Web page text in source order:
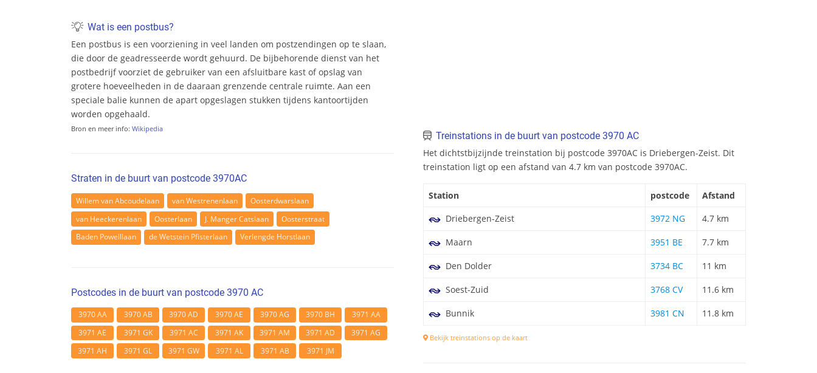
Wat is een postbus?
Een postbus is een voorziening in veel landen om postzendingen op te slaan,
die door de geadresseerde wordt gehuurd. De bijbehorende dienst van het
postbedrijf voorziet de gebruiker van een afsluitbare kast of opslag van
grotere hoeveelheden in de daaraan grenzende centrale ruimte. Aan een
speciale balie kunnen de apart opgeslagen stukken tijdens kantoortijden
worden opgehaald.
Bron en meer info: Wikipedia
Straten in de buurt van postcode 3970AC
Willem van Abcoudelaan van Westrenenlaan
Oosterdwarslaan
van Heeckerenlaan
Oosterlaan J. Manger Catslaan
Oosterstraat
Baden Powelllaan
de Wetstein Pfisterlaan Verlengde Horstlaan
Postcodes in de buurt van postcode 3970 AC
3970 AA 3970 AB 3970 AD 3970 AE 3970 AG 3970 BH
3971 AA
3971 AE
3971 GK 3971 AC 3971 AK 3971 AM 3971 AD
3971 AG
3971 AH
3971 GL 3971 GW 3971 AL 3971 AB 3971 JM
Treinstations in de buurt van postcode 3970 AC
Het dichtstbijzijnde treinstation bij postcode 3970AC is Driebergen-Zeist. Dit
treinstation ligt op een afstand van 4.7 km van postcode 3970AC.
Station postcode
Afstand
Driebergen-Zeist
3972 NG 4.7 km
Maarn 3951 BE 7.7 km
Den Dolder 3734 BC 11 km
Soest-Zuid 3768 CV 11.6 km
Bunnik 3981 CN 11.8 km
Bekijk treinstations op de kaart